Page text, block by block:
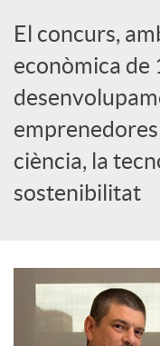
o
c
i
a
l
s
El concurs,
econòmica de
ciència, la
sostenibilitat